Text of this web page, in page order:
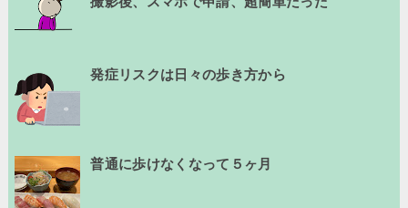
発症リスクは日々の歩き方から
普通に歩けなくなって５ヶ月